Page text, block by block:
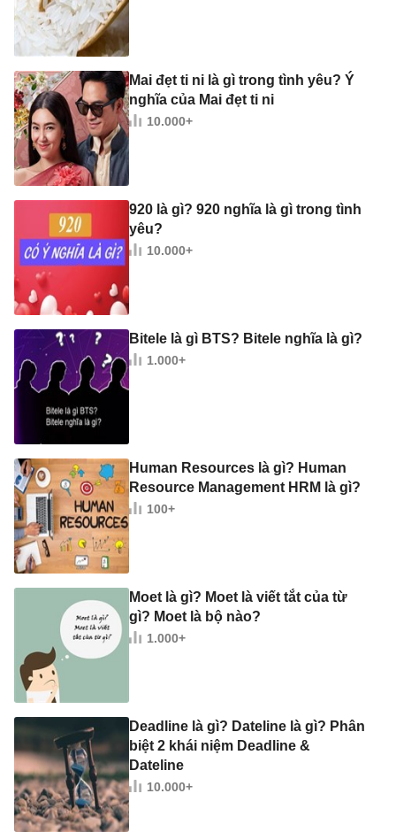
Mai đẹt ti ni là gì trong tình yêu? Ý
nghĩa của Mai đẹt ti ni
10.000+
920 là gì? 920 nghĩa là gì trong tình
yêu?
10.000+
Bitele là gì BTS? Bitele nghĩa là gì?
1.000+
Human Resources là gì? Human
Resource Management HRM là gì?
100+
Moet là gì? Moet là viết tắt của từ
gì? Moet là bộ nào?
1.000+
Deadline là gì? Dateline là gì? Phân
biệt 2 khái niệm Deadline &
Dateline
10.000+